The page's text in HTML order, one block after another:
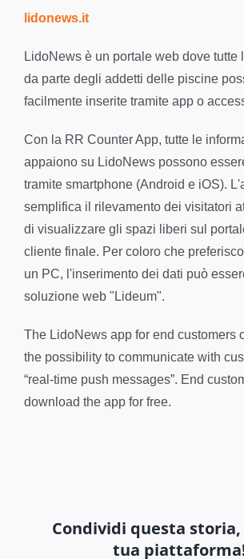
lidonews.it
LidoNews è un portale web dove tutte
da parte degli addetti delle piscine
facilmente inserite tramite app o
Con la RR Counter App, tutte le
appaiono su LidoNews possono
tramite smartphone (Android e iOS).
semplifica il rilevamento dei visitatori
di visualizzare gli spazi liberi sul
cliente finale. Per coloro che
un PC, l'inserimento dei dati può
soluzione web "Lideum".
The LidoNews app for end customers
the possibility to communicate with
“real-time push messages”. End
download the app for free.
Condividi questa storia,
tua